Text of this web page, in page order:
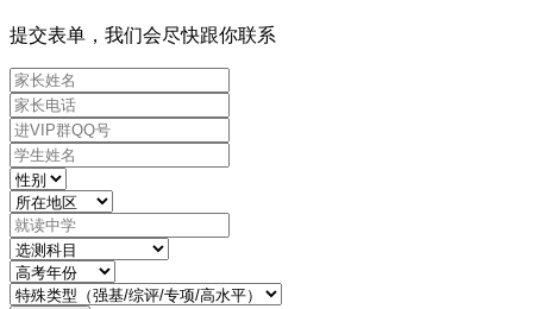
提交表单，我们会尽快跟你联系